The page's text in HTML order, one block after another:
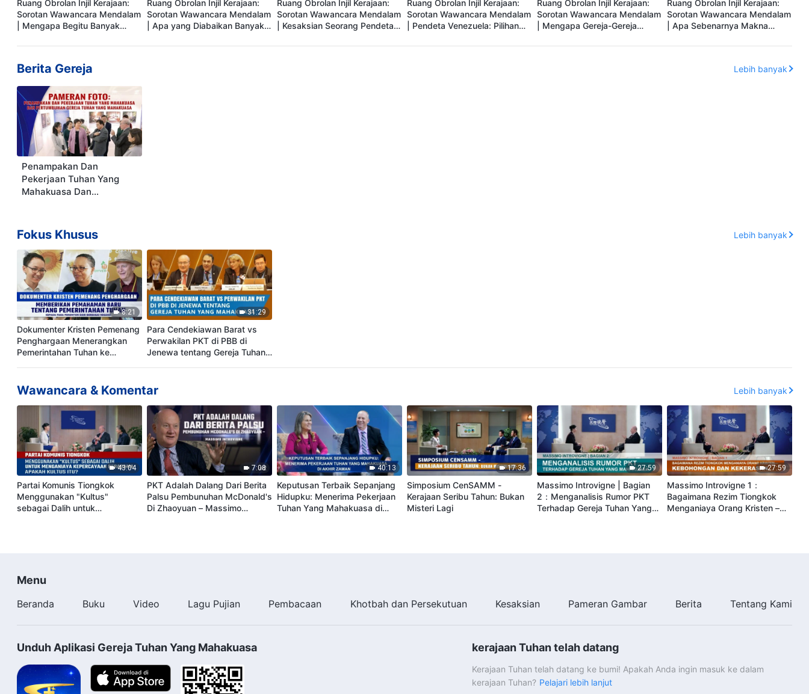
Ruang Obrolan Injil Kerajaan:
Sorotan Wawancara Mendalam
| Mengapa Begitu Banyak
Mendengarkan, Membaca,
Ruang Obrolan Injil Kerajaan:
Sorotan Wawancara Mendalam
| Apa yang Diabaikan Banyak
Ruang Obrolan Injil Kerajaan:
Sorotan Wawancara Mendalam
| Kesaksian Seorang Pendeta
dan yang Didapatkannya
Ruang Obrolan Injil Kerajaan:
Sorotan Wawancara Mendalam
| Pendeta Venezuela: Pilihan
Kristen
Ruang Obrolan Injil Kerajaan:
Sorotan Wawancara Mendalam
| Mengapa Gereja-Gereja
Datang Kembali
Ruang Obrolan Injil Kerajaan:
Sorotan Wawancara Mendalam
| Apa Sebenarnya Makna
Berita Gereja Lebih banyak
Penampakan Dan
Pekerjaan Tuhan Yang
Mahakuasa Dan
Fokus Khusus Lebih banyak
8:21
Dokumenter Kristen Pemenang
Penghargaan Menerangkan
Pemerintahan Tuhan ke
31:29
Para Cendekiawan Barat vs
Perwakilan PKT di PBB di
Jenewa tentang Gereja Tuhan
Wawancara & Komentar Lebih banyak
43:04
Partai Komunis Tiongkok
Menggunakan "Kultus"
sebagai Dalih untuk
7:08
PKT Adalah Dalang Dari Berita
Palsu Pembunuhan McDonald's
Di Zhaoyuan – Massimo
40:13
Keputusan Terbaik Sepanjang
Hidupku: Menerima Pekerjaan
Tuhan Yang Mahakuasa di
17:36
Simposium CenSAMM -
Kerajaan Seribu Tahun: Bukan
Misteri Lagi
27:59
Massimo Introvigne | Bagian
2：Menganalisis Rumor PKT
Terhadap Gereja Tuhan Yang
27:59
Massimo Introvigne 1：
Bagaimana Rezim Tiongkok
Menganiaya Orang Kristen –
Menu
Beranda Buku Video Lagu Pujian Pembacaan Khotbah dan Persekutuan Kesaksian Pameran Gambar Berita Tentang Kami
Unduh Aplikasi Gereja Tuhan Yang Mahakuasa kerajaan Tuhan telah datang
Kerajaan Tuhan telah datang ke bumi! Apakah Anda ingin masuk ke dalam
kerajaan Tuhan? Pelajari lebih lanjut